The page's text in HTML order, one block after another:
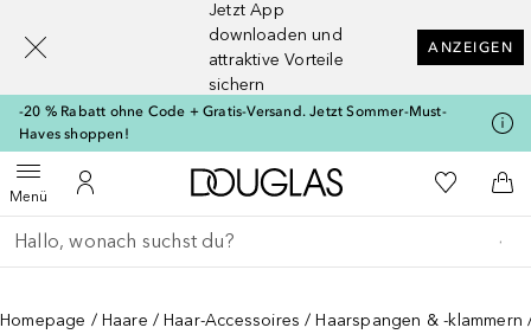
Jetzt App
downloaden und
attraktive Vorteile
sichern
ANZEIGEN
-20 % Rabatt ohne Code + Gratis-Versand. Jetzt Sommer-Must-
Haves shoppen!
MenüMenü öffnenZu Meinem Kundenkonto
Zur Douglas Startseite
Zu Meiner
Gehe zurück
Suche ausführen
Homepage Haare Haar-Accessoires Haarspangen & -klammern
[navigation.slideout.screenreader]